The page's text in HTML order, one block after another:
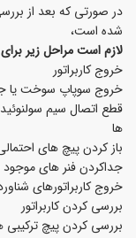
در صورتی که بعد از
شده است،
لازم است مراحل زیر
خروج کاربراتور
خروج سوپاپ سوخت یا
قطع اتصال سیم
ها
باز کردن پیچ های احتمالی
جداکردن فنر های موجود
خروج کاربراتورهای
بررسی کردن کاربراتور
بررسی کردن پیچ